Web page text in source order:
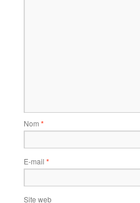
Nom *
E-mail *
Site web